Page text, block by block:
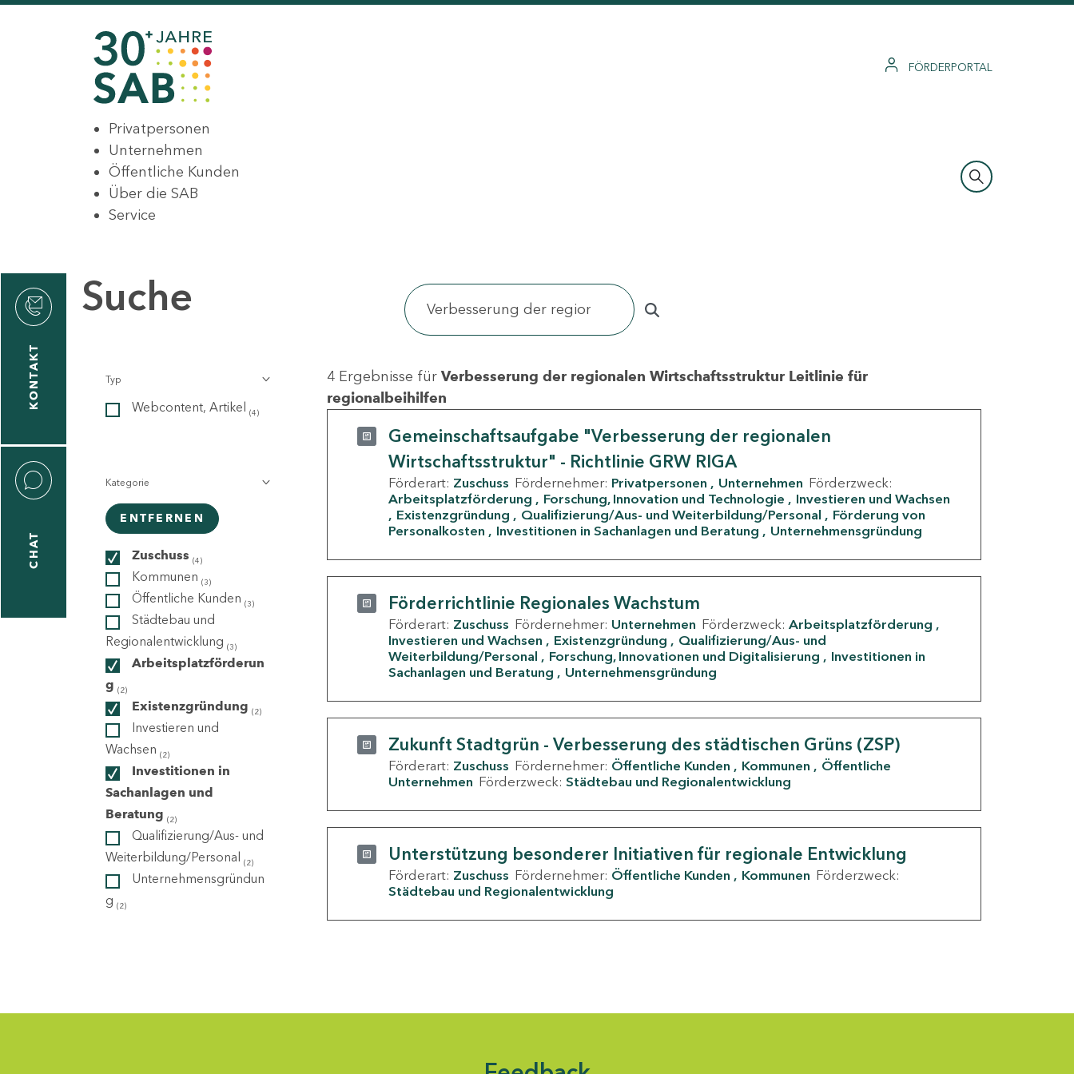
FÖRDERPORTAL
Privatpersonen
Unternehmen
Öffentliche Kunden
Über die SAB
Service
KONTAKT
CHAT
Suche
Typ
Webcontent, Artikel (4)
Kategorie
ENTFERNEN
Zuschuss (4)
Kommunen (3)
Öffentliche Kunden (3)
Städtebau und
Regionalentwicklung (3)
Arbeitsplatzförderun
g (2)
Existenzgründung (2)
Investieren und
Wachsen (2)
Investitionen in
Sachanlagen und
Beratung (2)
Qualifizierung/Aus- und
Weiterbildung/Personal (2)
Unternehmensgründun
g (2)
4 Ergebnisse für Verbesserung der regionalen Wirtschaftsstruktur Leitlinie für
regionalbeihilfen
Gemeinschaftsaufgabe "Verbesserung der regionalen
Wirtschaftsstruktur" - Richtlinie GRW RIGA
Förderart: Zuschuss Fördernehmer: Privatpersonen Unternehmen Förderzweck:
Arbeitsplatzförderung
Forschung, Innovation und Technologie
Investieren und Wachsen
Existenzgründung
Qualifizierung/Aus- und Weiterbildung/Personal
Förderung von
Personalkosten
Investitionen in Sachanlagen und Beratung Unternehmensgründung
Förderrichtlinie Regionales Wachstum
Förderart: Zuschuss Fördernehmer: Unternehmen Förderzweck: Arbeitsplatzförderung
Investieren und Wachsen
Existenzgründung
Qualifizierung/Aus- und
Weiterbildung/Personal
Forschung, Innovationen und Digitalisierung
Investitionen in
Sachanlagen und Beratung
Unternehmensgründung
Zukunft Stadtgrün - Verbesserung des städtischen Grüns (ZSP)
Förderart: Zuschuss Fördernehmer: Öffentliche Kunden Kommunen
Öffentliche
Unternehmen Förderzweck: Städtebau und Regionalentwicklung
Unterstützung besonderer Initiativen für regionale Entwicklung
Förderart: Zuschuss Fördernehmer: Öffentliche Kunden Kommunen Förderzweck:
Städtebau und Regionalentwicklung